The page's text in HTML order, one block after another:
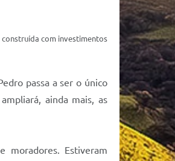
com investimentos
passa a ser o único
ainda mais, as
moradores. Estiveram